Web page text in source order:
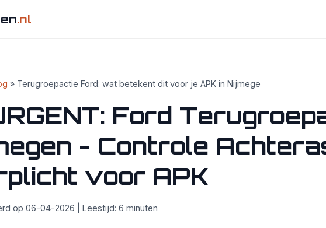
.nl
» Terugroepactie Ford: wat betekent dit voor je APK in Nijmege
Ford
- Controle
voor APK
op 06-04-2026 | Leestijd: 6 minuten